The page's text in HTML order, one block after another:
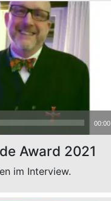
00:00
Award 2021
im Interview.